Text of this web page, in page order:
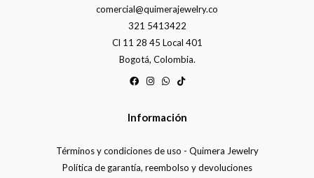
comercial@quimerajewelry.co
321 5413422
Cl 11 28 45 Local 401
Bogotá, Colombia.
Información
Términos y condiciones de uso - Quimera Jewelry
Política de garantía, reembolso y devoluciones